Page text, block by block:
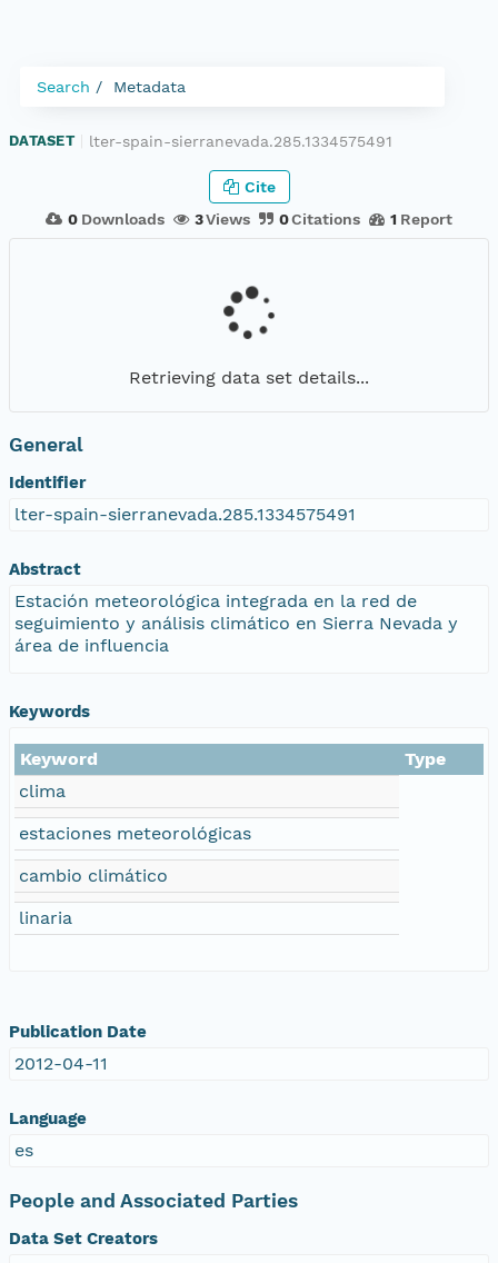
Search Metadata
DATASET lter-spain-sierranevada.285.1334575491
0 Downloads 3Views 0Citations 1 Report
Cite
Retrieving data set details...
General
Identifier
lter-spain-sierranevada.285.1334575491
Abstract
Estación meteorológica integrada en la red de
seguimiento y análisis climático en Sierra Nevada y
área de influencia
Keywords
Keyword
Type
clima
estaciones meteorológicas
cambio climático
linaria
Publication Date
2012-04-11
Language
es
People and Associated Parties
Data Set Creators